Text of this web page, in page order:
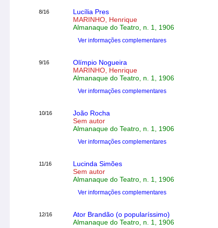
8/16
Lucília Pres
MARINHO, Henrique
Almanaque do Teatro, n. 1, 1906
Ver informações complementares
9/16
Olímpio Nogueira
MARINHO, Henrique
Almanaque do Teatro, n. 1, 1906
Ver informações complementares
10/16
João Rocha
Sem autor
Almanaque do Teatro, n. 1, 1906
Ver informações complementares
11/16
Lucinda Simões
Sem autor
Almanaque do Teatro, n. 1, 1906
Ver informações complementares
12/16
Ator Brandão (o popularíssimo)
Almanaque do Teatro, n. 1, 1906